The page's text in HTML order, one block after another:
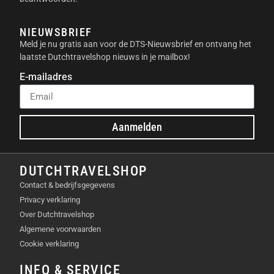
Oplaadstation.
Schoonmaakborstel.
Schroeven en inbussleutel.
Adapter.
Snelstartgids.
Kits met extra messen.
TECHNISCHE SPECIFICATIES
Afmetingen robotmaaier: 643 x 436,5 x 261
mm.
Afmetingen oplaadstation: 778 x 490 x 309
mm.
Gewicht robotmaaier: 12,6 kg.
NIEUWSBRIEF
Meld je nu gratis aan voor de DTS-Nieuwsbrief en ontvang het
laatste Dutchtravelshop nieuws in je mailbox!
E-mailadres
Aanmelden
DUTCHTRAVELSHOP
Contact & bedrijfsgegevens
Privacy verklaring
Over Dutchtravelshop
Algemene voorwaarden
Cookie verklaring
INFO & SERVICE